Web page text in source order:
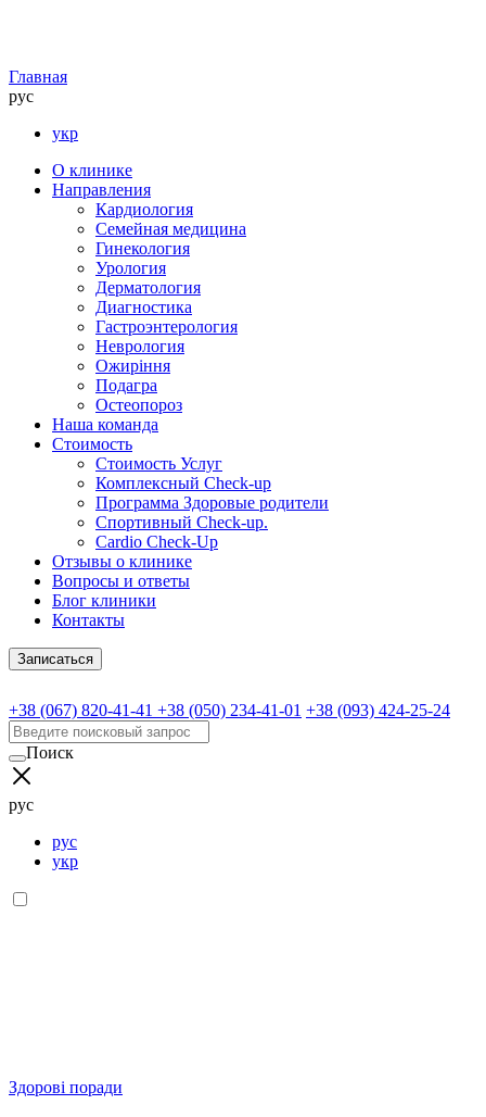
Главная
рус
укр
О клинике
Направления
Кардиология
Семейная медицина
Гинекология
Урология
Дерматология
Диагностика
Гастроэнтерология
Неврология
Ожиріння
Подагра
Остеопороз
Наша команда
Стоимость
Стоимость Услуг
Комплексный Check-up
Программа Здоровые родители
Спортивный Check-up.
Cardio Check-Up
Отзывы о клинике
Вопросы и ответы
Блог клиники
Контакты
Записаться
+38 (067) 820-41-41 +38 (050) 234-41-01 +38 (093) 424-25-24
Поиск
рус
рус
укр
Здорові поради